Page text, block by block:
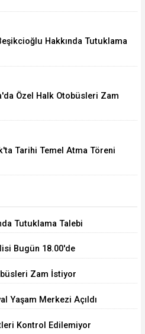
Hakkında Tutuklama
Özel Halk Otobüsleri Zam
Tarihi Temel Atma Töreni
Tutuklama Talebi
Bugün 18.00'de
Zam İstiyor
Yaşam Merkezi Açıldı
Kontrol Edilemiyor